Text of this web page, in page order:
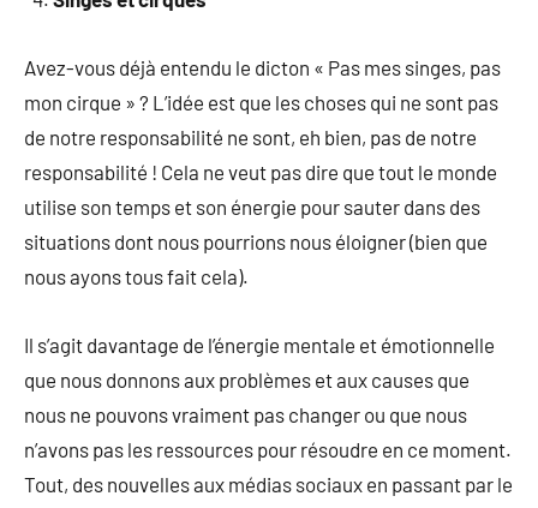
Avez-vous déjà entendu le dicton « Pas mes singes, pas
mon cirque » ? L’idée est que les choses qui ne sont pas
de notre responsabilité ne sont, eh bien, pas de notre
responsabilité ! Cela ne veut pas dire que tout le monde
utilise son temps et son énergie pour sauter dans des
situations dont nous pourrions nous éloigner (bien que
nous ayons tous fait cela).
Il s’agit davantage de l’énergie mentale et émotionnelle
que nous donnons aux problèmes et aux causes que
nous ne pouvons vraiment pas changer ou que nous
n’avons pas les ressources pour résoudre en ce moment.
Tout, des nouvelles aux médias sociaux en passant par le